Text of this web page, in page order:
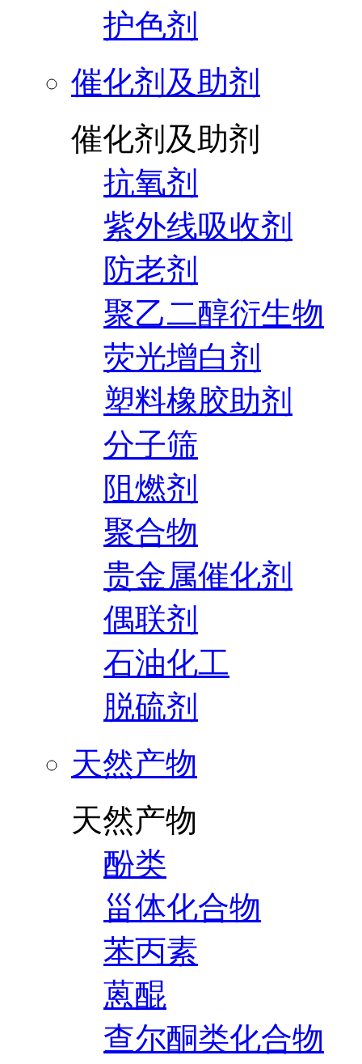
护色剂
催化剂及助剂
催化剂及助剂
抗氧剂
紫外线吸收剂
防老剂
聚乙二醇衍生物
荧光增白剂
塑料橡胶助剂
分子筛
阻燃剂
聚合物
贵金属催化剂
偶联剂
石油化工
脱硫剂
天然产物
天然产物
酚类
甾体化合物
苯丙素
蒽醌
查尔酮类化合物